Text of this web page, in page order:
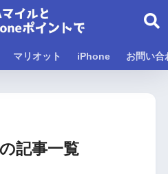
マリオット iPhone お問い合
記事一覧